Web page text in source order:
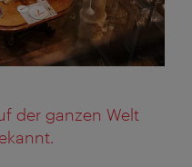
der ganzen Welt